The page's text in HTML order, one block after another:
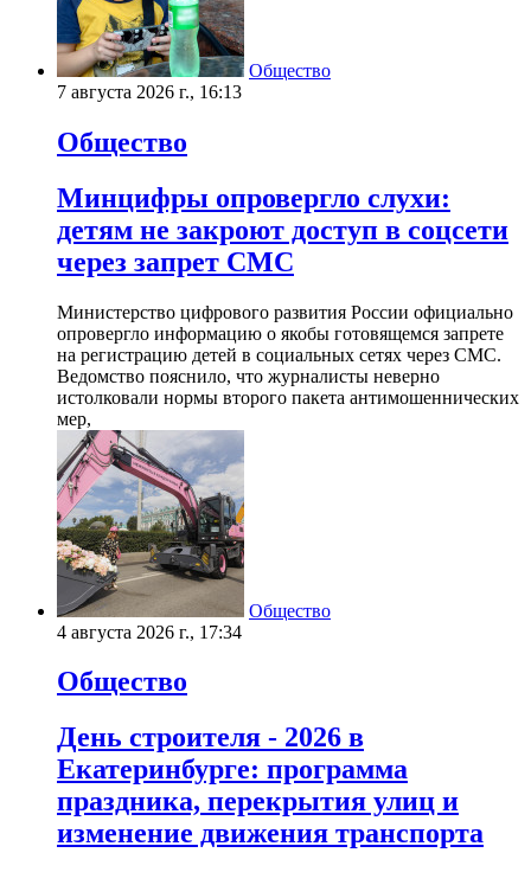
Общество
7 августа 2026 г., 16:13
Общество
Минцифры опровергло слухи:
детям не закроют доступ в соцсети
через запрет СМС
Министерство цифрового развития России официально
опровергло информацию о якобы готовящемся запрете
на регистрацию детей в социальных сетях через СМС.
Ведомство пояснило, что журналисты неверно
истолковали нормы второго пакета антимошеннических
мер,
Общество
4 августа 2026 г., 17:34
Общество
День строителя - 2026 в
Екатеринбурге: программа
праздника, перекрытия улиц и
изменение движения транспорта